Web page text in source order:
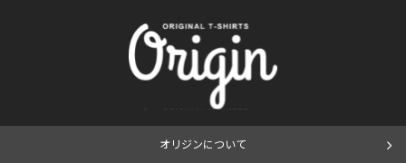
オリジンについて